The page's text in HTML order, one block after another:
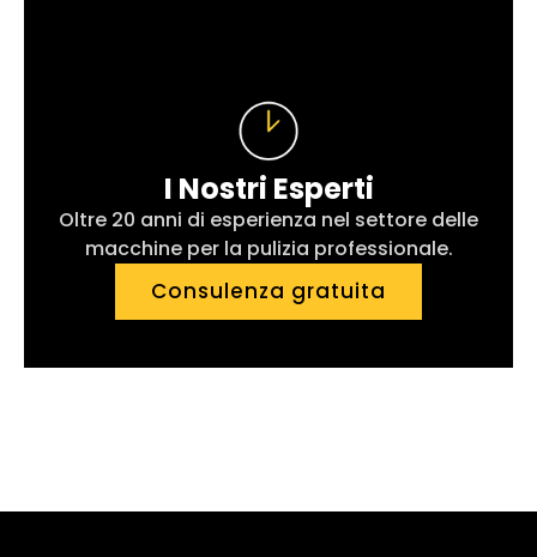
I Nostri Esperti
Oltre 20 anni di esperienza nel settore delle
macchine per la pulizia professionale.
Consulenza gratuita